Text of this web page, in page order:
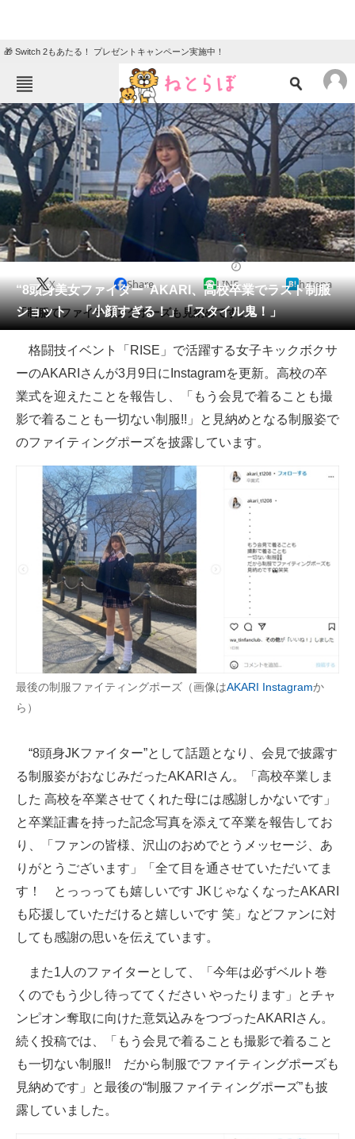
🎁 Switch 2もあたる！ プレゼントキャンペーン実施中！
ねとらぼメニュー
TOP ニュース
エンタメ クイズ
グルメ 地域
住まい 教育・育児
動物 リサーチ
会員記事
メディア
注目記事を集めた総合ページ
ITの今と未来を見通す
スマホと通信の最新トレンド
好きが集まる 比べて選べる
ビジネスと働き方のヒント
AI活用のいまが分かる
企業ITのトレンドを詳説
経営リーダーのコミュニティ
マーケ×ITの今がよく分かる
ITエンジニア向け専門サイト
製造業のIT導入・活用を支援
モノづくり技術者専門サイト
エレクトロニクス専門サイト
電子設計の基本と応用
エネルギーの専門メディア
建設×テクノロジーの最前線
ちょっと気になるネットの話題
“8頭身美女ファイター”AKARI、高校卒業でラスト制服
ショット 「小顔すぎる！」「スタイル鬼！」
X Share LINE hatena
「制服でファイティングポーズも見納めです」
格闘技イベント「RISE」で活躍する女子キックボクサ
ーのAKARIさんが3月9日にInstagramを更新。高校の卒
業式を迎えたことを報告し、「もう会見で着ることも撮
影で着ることも一切ない制服!!」と見納めとなる制服姿で
のファイティングポーズを披露しています。
最後の制服ファイティングポーズ（画像はAKARI Instagramか
ら）
“8頭身JKファイター”として話題となり、会見で披露す
る制服姿がおなじみだったAKARIさん。「高校卒業しま
した 高校を卒業させてくれた母には感謝しかないです」
と卒業証書を持った記念写真を添えて卒業を報告してお
り、「ファンの皆様、沢山のおめでとうメッセージ、あ
りがとうございます」「全て目を通させていただいてま
す！ とっっっても嬉しいです JKじゃなくなったAKARI
も応援していただけると嬉しいです 笑」などファンに対
しても感謝の思いを伝えています。
また1人のファイターとして、「今年は必ずベルト巻
くのでもう少し待っててください やったります」とチャ
ンピオン奪取に向けた意気込みをつづったAKARIさん。
続く投稿では、「もう会見で着ることも撮影で着ること
も一切ない制服!! だから制服でファイティングポーズも
見納めです」と最後の“制服ファイティングポーズ”も披
露していました。